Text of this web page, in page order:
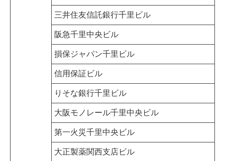
三井住友信託銀行千里ビル
阪急千里中央ビル
損保ジャパン千里ビル
信用保証ビル
りそな銀行千里ビル
大阪モノレール千里中央ビル
第一火災千里中央ビル
大正製薬関西支店ビル